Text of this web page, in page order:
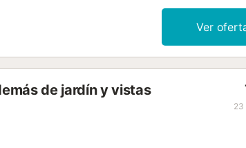
Ver
de jardín y vistas
23